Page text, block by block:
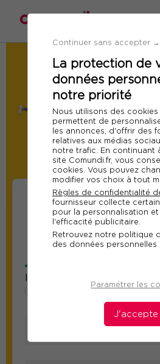
Continuer sans accepter →
La protection de
données
notre priorité
Nous utilisons des
permettent de
les annonces, d'offrir des
relatives aux médias
notre trafic. En continuant
site Comundi.fr, vous
cookies. Vous pouvez
modifier vos choix à tout
Règles de confidentialité
fournisseur collecte
pour la personnalisation et
l'efficacité publicitaire.
Retrouvez notre politique
des données personnelles
Paramétrer les
J'accepte
Demande de Devis
Formation : Gérer
et entretenir des
Ref 10934
Du 08 au 09 juin
Paris
Modifier
Informations sur les
participants
au
Information sur le